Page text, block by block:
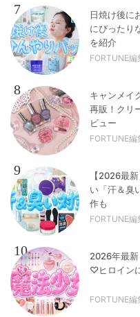
7
日焼け後に
にぴったり
を紹介
FORTUNE編
8
キャンメイ
再販！クリ
ビュー
FORTUNE編
9
【2026最
い「汗＆臭
作も
FORTUNE編
10
2026年最新
♡ヒロイン
FORTUNE編